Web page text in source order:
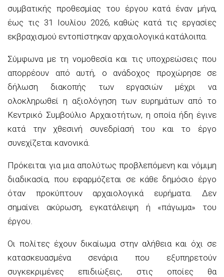
συμβατικής προθεσμίας του έργου κατά έναν μήνα,
έως τις 31 Ιουλίου 2026, καθώς κατά τις εργασίες
εκβραχισμού εντοπίστηκαν αρχαιολογικά κατάλοιπα.
Σύμφωνα με τη νομοθεσία και τις υποχρεώσεις που
απορρέουν από αυτή, ο ανάδοχος προχώρησε σε
δήλωση διακοπής των εργασιών μέχρι να
ολοκληρωθεί η αξιολόγηση των ευρημάτων από το
Κεντρικό Συμβούλιο Αρχαιοτήτων, η οποία ήδη έγινε
κατά την χθεσινή συνεδρίασή του και το έργο
συνεχίζεται κανονικά.
Πρόκειται για μια απολύτως προβλεπόμενη και νόμιμη
διαδικασία, που εφαρμόζεται σε κάθε δημόσιο έργο
όταν προκύπτουν αρχαιολογικά ευρήματα. Δεν
σημαίνει ακύρωση, εγκατάλειψη ή «πάγωμα» του
έργου.
Οι πολίτες έχουν δικαίωμα στην αλήθεια και όχι σε
κατασκευασμένα σενάρια που εξυπηρετούν
συγκεκριμένες επιδιώξεις, στις οποίες θα